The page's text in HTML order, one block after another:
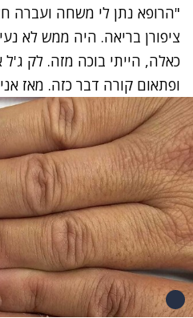
"הרופא נתן לי משחה ועברה
ציפורן בריאה. היה ממש לא
כאלה, הייתי בוכה מזה. לק ג'ל
ופתאום קורה דבר כזה. מאז